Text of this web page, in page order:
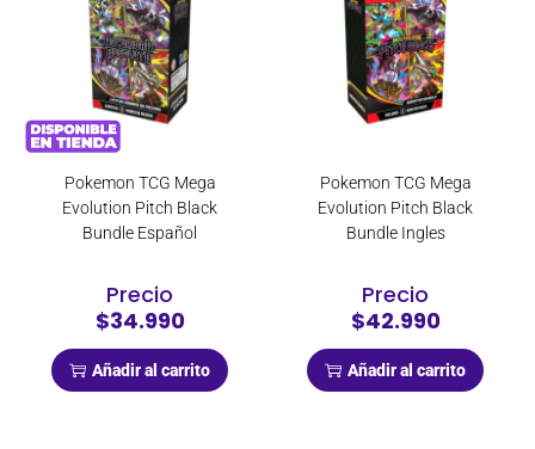
Pokemon TCG Mega
Evolution Pitch Black
Bundle Español
Precio
$34.990
Añadir al carrito
Pokemon TCG Mega
Evolution Pitch Black
Bundle Ingles
Precio
$42.990
Añadir al carrito